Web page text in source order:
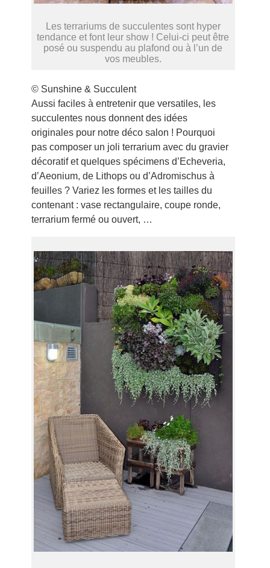
Les terrariums de succulentes sont hyper
tendance et font leur show ! Celui-ci peut être
posé ou suspendu au plafond ou à l’un de
vos meubles.
© Sunshine & Succulent
Aussi faciles à entretenir que versatiles, les
succulentes nous donnent des idées
originales pour notre déco salon ! Pourquoi
pas composer un joli terrarium avec du gravier
décoratif et quelques spécimens d’Echeveria,
d’Aeonium, de Lithops ou d’Adromischus à
feuilles ? Variez les formes et les tailles du
contenant : vase rectangulaire, coupe ronde,
terrarium fermé ou ouvert, …